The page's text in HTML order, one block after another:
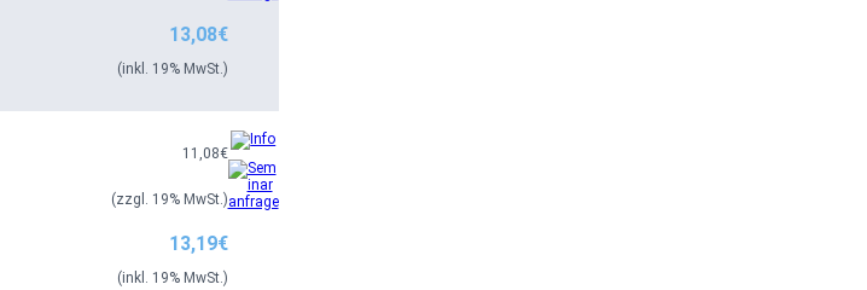
13,08€
(inkl. 19% MwSt.)
11,08€
(zzgl. 19% MwSt.)
13,19€
(inkl. 19% MwSt.)